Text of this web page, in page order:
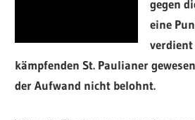
gegen
eine
kämpfenden St. Paulianer
der Aufwand nicht belohnt.